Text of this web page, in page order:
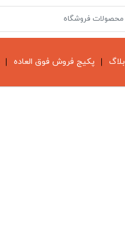
بلاگ پکیج فروش فوق العاده